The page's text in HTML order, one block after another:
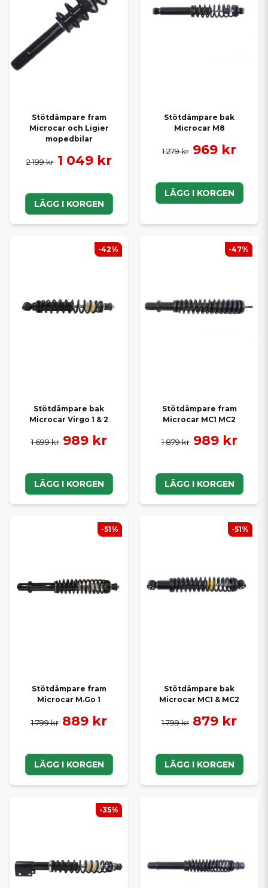
Stötdämpare fram
Microcar och Ligier
mopedbilar
2 199 kr 1 049 kr
LÄGG I KORGEN
Stötdämpare bak
Microcar M8
1 279 kr 969 kr
LÄGG I KORGEN
Stötdämpare bak
Microcar Virgo 1 & 2
1 699 kr 989 kr
LÄGG I KORGEN
-42%
Stötdämpare fram
Microcar MC1 MC2
1 879 kr 989 kr
LÄGG I KORGEN
-47%
Stötdämpare fram
Microcar M.Go 1
1 799 kr 889 kr
LÄGG I KORGEN
-51%
Stötdämpare bak
Microcar MC1 & MC2
1 799 kr 879 kr
LÄGG I KORGEN
-51%
-35%